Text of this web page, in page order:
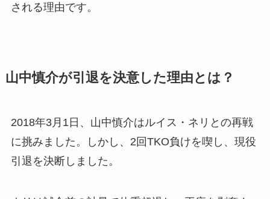
される理由です。
山中慎介が引退を決意した理由とは？
2018年3月1日、山中慎介はルイス・ネリとの再戦
に挑みました。しかし、2回TKO負けを喫し、現役
引退を決断しました。